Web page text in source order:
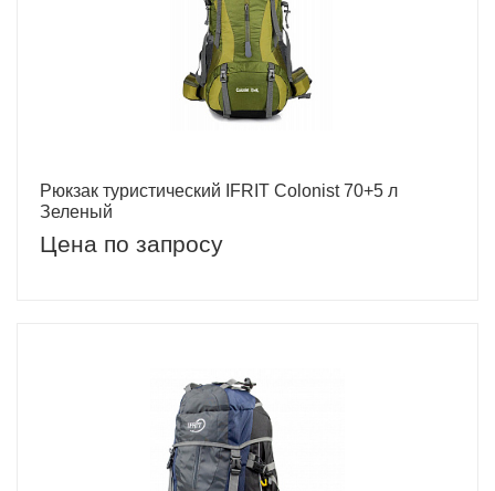
Рюкзак туристический IFRIT Сolonist 70+5 л
Зеленый
Цена по запросу